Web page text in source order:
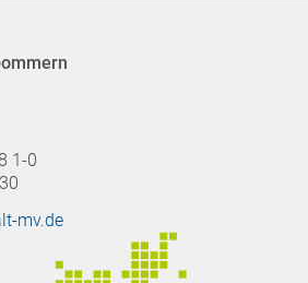
1-0
mv.de